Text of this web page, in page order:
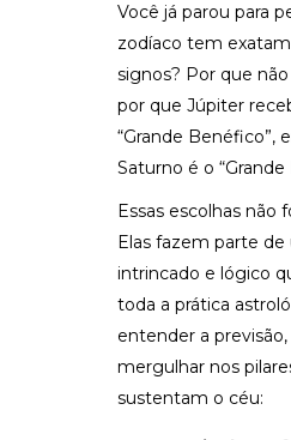
Você já parou para
zodíaco tem
signos? Por que
por que Júpiter
“Grande Benéfico”,
Saturno é o
Essas escolhas não
Elas fazem parte
intrincado e lógico
toda a prática
entender a
mergulhar nos
sustentam o céu: